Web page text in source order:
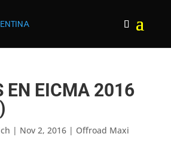
EN EICMA 2016
| Nov 2, 2016| Offroad Maxi